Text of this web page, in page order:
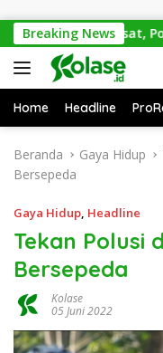
Breaking News
Mitos Sesat, Polisi
Home Headline
Beranda Gaya Hidup
Bersepeda
Gaya Hidup, Headline
Tekan Polusi
Bersepeda
Kolase
05 Juni 2022